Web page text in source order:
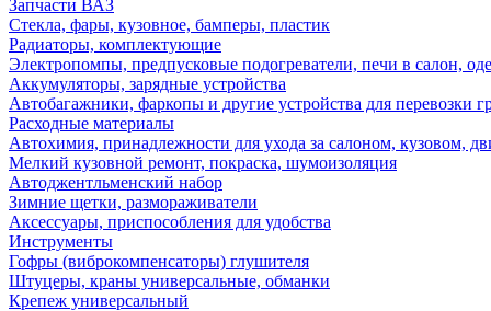
Запчасти ВАЗ
Стекла, фары, кузовное, бамперы, пластик
Радиаторы, комплектующие
Электропомпы, предпусковые подогреватели, печи в салон,
Аккумуляторы, зарядные устройства
Автобагажники, фаркопы и другие устройства для перевозки
Расходные материалы
Автохимия, принадлежности для ухода за салоном, кузовом,
Мелкий кузовной ремонт, покраска, шумоизоляция
Автоджентльменский набор
Зимние щетки, размораживатели
Аксессуары, приспособления для удобства
Инструменты
Гофры (виброкомпенсаторы) глушителя
Штуцеры, краны универсальные, обманки
Крепеж универсальный